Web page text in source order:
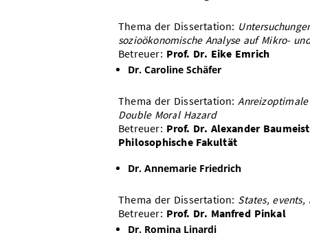
Thema der Dissertation:
sozioökonomische Analyse auf Mikro-
Betreuer: Prof. Dr. Eike Emrich
Dr. Caroline Schäfer
Thema der Dissertation:
Double Moral Hazard
Betreuer: Prof. Dr. Alexander
Philosophische Fakultät
Dr. Annemarie Friedrich
Thema der Dissertation: States,
Betreuer: Prof. Dr. Manfred Pinkal
Dr. Romina Linardi